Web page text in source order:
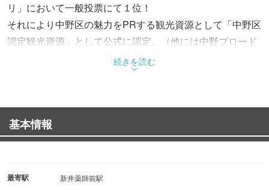
リ」において一般投票にて１位！
それにより中野区の魅力をPRする観光資源として「中野区
認定観光資源」として公式に認定。（他には中野ブロード
ウェイ、中野サンプラザなど１２９選出、飲食店は２１店
がらもくどすぎないとお客様に支持されています。
続きを読む
基本情報
最寄駅 新井薬師前駅